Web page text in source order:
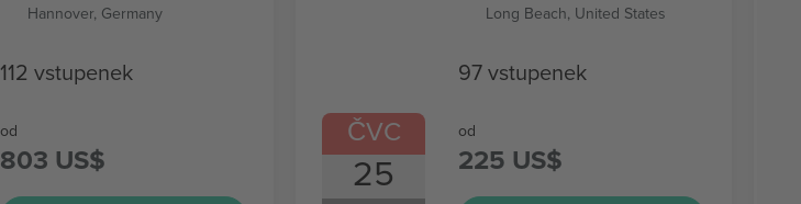
Hannover, Germany
112 vstupenek
od
803 US$
ČVC
25
Long Beach, United States
97 vstupenek
od
225 US$